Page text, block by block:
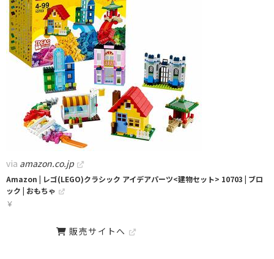
via amazon.co.jp
Amazon | レゴ(LEGO)クラシック アイデアパーツ<建物セット> 10703 | ブロ
ック | おもちゃ
￥
販売サイトへ